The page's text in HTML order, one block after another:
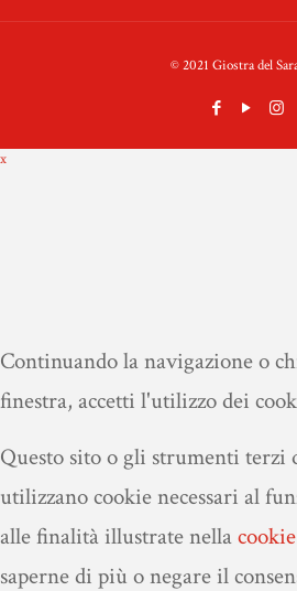
© 2021 Giostra del
x
Continuando la navigazione o
finestra, accetti l'utilizzo dei
Questo sito o gli strumenti
utilizzano cookie necessari al
alle finalità illustrate nella
saperne di più o negare il